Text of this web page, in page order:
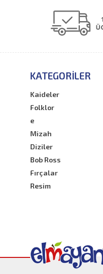
KATEGORILER
Kaideler
Folklor
e
Mizah
Diziler
Bob Ross
Fırçalar
Resim